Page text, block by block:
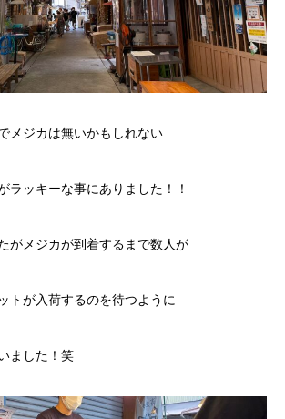
メジカは無いかもしれない
ラッキーな事にありました！！
がメジカが到着するまで数人が
トが入荷するのを待つように
ました！笑